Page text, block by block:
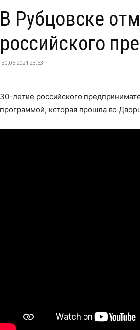
В Рубцовске
российского
30.05.2021 23:53
30-летие российского
программой, которая прошла во